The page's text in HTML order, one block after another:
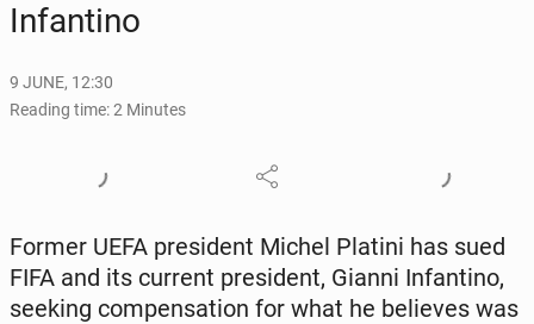
In­fan­ti­no
9 JUNE, 12:30
Reading time: 2 Minutes
Former UEFA pres­i­dent Michel Platini has sued
FIFA and its current pres­i­dent, Gianni In­fan­ti­no,
seeking com­pen­sa­tion for what he be­lieves was